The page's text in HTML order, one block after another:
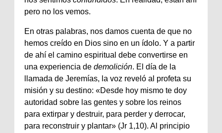
pero no los vemos.
En otras palabras, nos damos cuenta de que no
hemos creído en Dios sino en un ídolo. Y a partir
de ahí el camino espiritual debe convertirse en
una experiencia de demolición. El día de la
llamada de Jeremías, la voz reveló al profeta su
misión y su destino: «Desde hoy mismo te doy
autoridad sobre las gentes y sobre los reinos
para extirpar y destruir, para perder y derrocar,
para reconstruir y plantar» (Jr 1,10). Al principio